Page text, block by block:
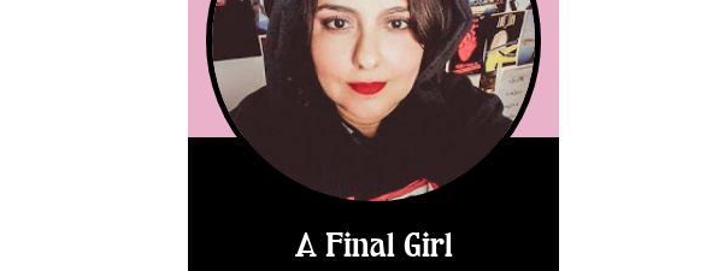
A Final Girl